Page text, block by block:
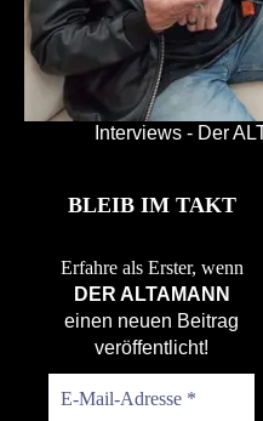
Interviews - Der
BLEIB IM TAKT
Erfahre als Erster, wenn
DER ALTAMANN
einen neuen Beitrag
veröffentlicht!